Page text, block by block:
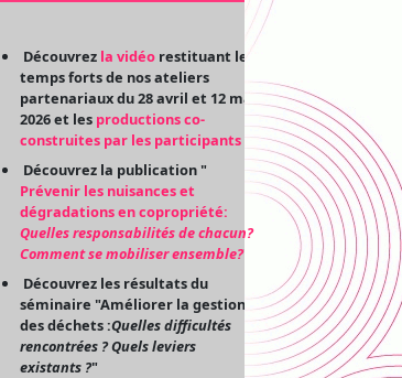
Découvrez la vidéo restituant les
temps forts de nos ateliers
partenariaux du 28 avril et 12 mai
2026 et les productions co-
construites par les participants
Découvrez la publication "
Prévenir les nuisances et
dégradations en copropriété:
Quelles responsabilités de chacun?
Comment se mobiliser ensemble?"
Découvrez les résultats du
séminaire "Améliorer la gestion
des déchets :Quelles difficultés
rencontrées ? Quels leviers
existants ?"